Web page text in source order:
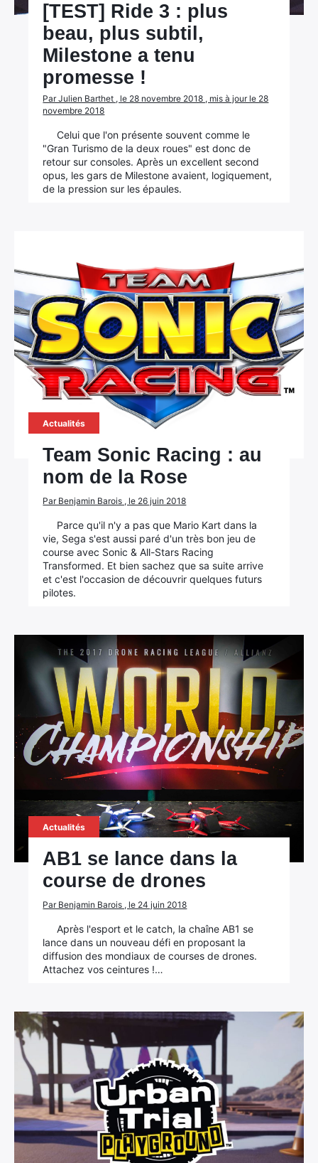
[TEST] Ride 3 : plus
beau, plus subtil,
Milestone a tenu
promesse !
Par Julien Barthet , le 28 novembre 2018 , mis à jour le 28
novembre 2018
Celui que l'on présente souvent comme le
"Gran Turismo de la deux roues" est donc de
retour sur consoles. Après un excellent second
opus, les gars de Milestone avaient, logiquement,
de la pression sur les épaules.
Actualités
Team Sonic Racing : au
nom de la Rose
Par Benjamin Barois , le 26 juin 2018
Parce qu'il n'y a pas que Mario Kart dans la
vie, Sega s'est aussi paré d'un très bon jeu de
course avec Sonic & All-Stars Racing
Transformed. Et bien sachez que sa suite arrive
et c'est l'occasion de découvrir quelques futurs
pilotes.
Actualités
AB1 se lance dans la
course de drones
Par Benjamin Barois , le 24 juin 2018
Après l'esport et le catch, la chaîne AB1 se
lance dans un nouveau défi en proposant la
diffusion des mondiaux de courses de drones.
Attachez vos ceintures !…